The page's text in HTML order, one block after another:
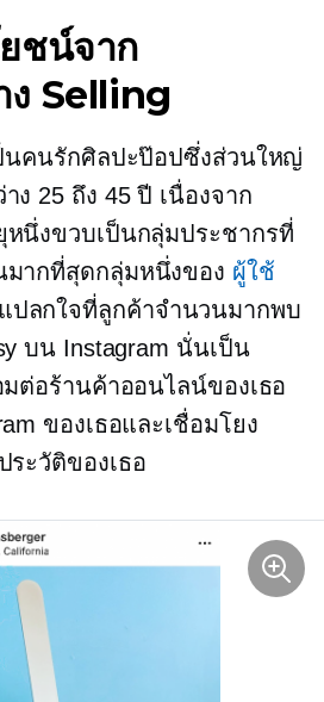
ชน์จาก
Selling
นคนรักศิลปะป๊อปซึ่งส่วนใหญ่
ง 25 ถึง 45 ปี เนื่องจาก
นึ่งขวบเป็นกลุ่มประชากรที่
มากที่สุดกลุ่มหนึ่งของ ผู้ใช้
ปลกใจที่ลูกค้าจำนวนมากพบ
บน Instagram นั่นเป็น
มต่อร้านค้าออนไลน์ของเธอ
ของเธอและเชื่อมโยง
ระวัติของเธอ